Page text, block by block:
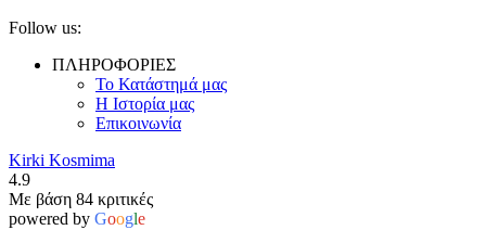
Follow us:
ΠΛΗΡΟΦΟΡΙΕΣ
Το Κατάστημά μας
Η Ιστορία μας
Επικοινωνία
Kirki Kosmima
4.9
Με βάση 84 κριτικές
powered by Google